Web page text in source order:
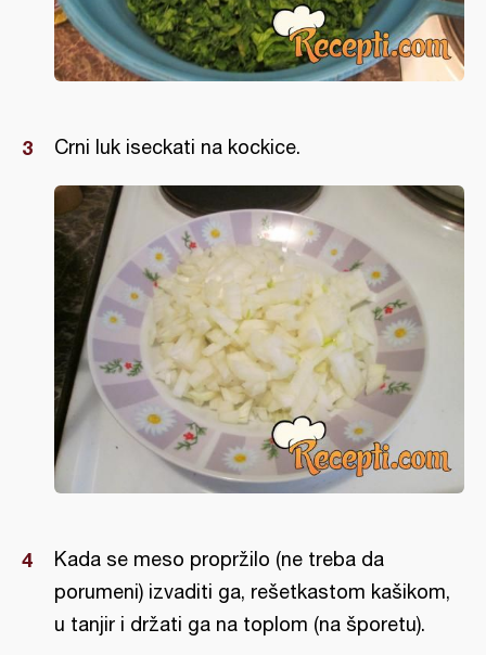
Crni luk iseckati na kockice.
Kada se meso propržilo (ne treba da
porumeni) izvaditi ga, rešetkastom kašikom,
u tanjir i držati ga na toplom (na šporetu).